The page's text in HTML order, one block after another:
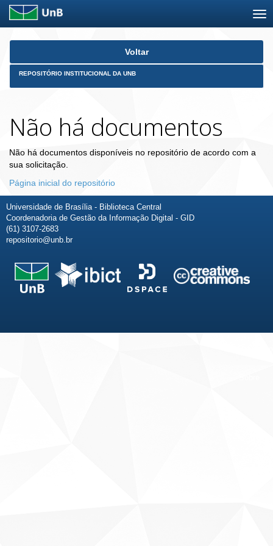
Skip
Voltar
REPOSITÓRIO INSTITUCIONAL DA UNB
Não há documentos
Não há documentos disponíveis no repositório de acordo com a
sua solicitação.
Página inicial do repositório
Universidade de Brasília - Biblioteca Central
Coordenadoria de Gestão da Informação Digital - GID
(61) 3107-2683
repositorio@unb.br